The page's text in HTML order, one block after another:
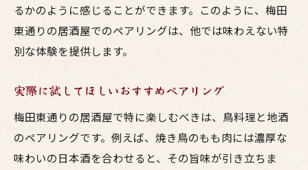
るかのように感じることができます。このように、梅田
東通りの居酒屋でのペアリングは、他では味わえない特
別な体験を提供します。
実際に試してほしいおすすめペアリング
梅田東通りの居酒屋で特に楽しむべきは、鳥料理と地酒
のペアリングです。例えば、焼き鳥のもも肉には濃厚な
味わいの日本酒を合わせると、その旨味が引き立ちま